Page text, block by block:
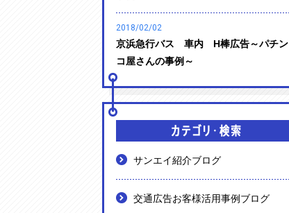
2018/02/02
京浜急行バス 車内 H棒広告～パチン
コ屋さんの事例～
サンエイ紹介ブログ
交通広告お客様活用事例ブログ